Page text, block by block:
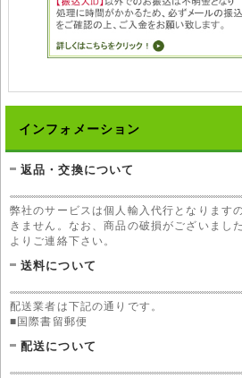
インフォメーション
返品・交換について
弊社のサービスは個人輸入代行となります
きません。なお、商品の破損がございまし
よりご連絡下さい。
送料について
配送業者は下記の通りです。
■国際書留郵便
配送について